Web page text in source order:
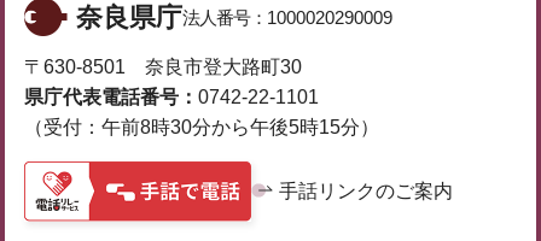
奈良県庁法人番号： 1000020290009
〒630-8501 奈良市登大路町30
県庁代表電話番号： 0742-22-1101
（受付：午前8時30分から午後5時15分）
手話リンクのご案内